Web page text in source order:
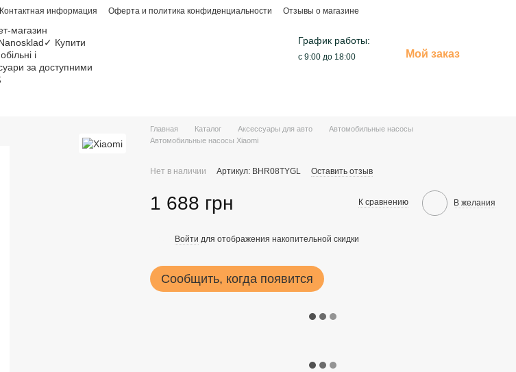
Контактная информация Оферта и политика конфиденциальности Отзывы о магазине
График работы:
с 9:00 до 18:00 Мой заказ
Главная Каталог Аксессуары для авто
Автомобильные насосы
Автомобильные насосы Xiaomi
Нет в наличии Артикул: BHR08TYGL Оставить отзыв
1 688 грн К сравнению В желания
Войти для отображения накопительной скидки
Сообщить, когда появится